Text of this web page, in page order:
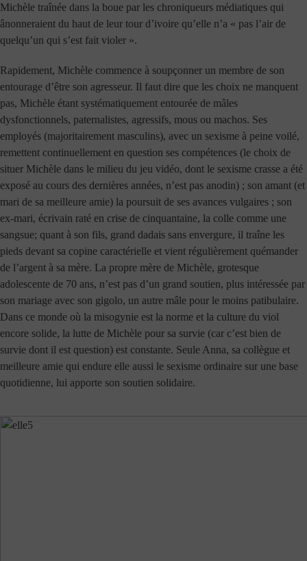
Michèle traînée dans la boue par les chroniqueurs médiatiques qui
ânonneraient du haut de leur tour d’ivoire qu’elle n’a « pas l’air de
quelqu’un qui s’est fait violer ».
Rapidement, Michèle commence à soupçonner un membre de son
entourage d’être son agresseur. Il faut dire que les choix ne manquent
pas, Michèle étant systématiquement entourée de mâles
dysfonctionnels, paternalistes, agressifs, mous ou machos. Ses
employés (majoritairement masculins), avec un sexisme à peine voilé,
remettent continuellement en question ses compétences (le choix de
situer Michèle dans le milieu du jeu vidéo, dont le sexisme crasse a été
exposé au cours des dernières années, n’est pas anodin) ; son amant (et
mari de sa meilleure amie) la poursuit de ses avances vulgaires ; son
ex-mari, écrivain raté en crise de cinquantaine, la colle comme une
sangsue; quant à son fils, grand dadais sans envergure, il traîne les
pieds devant sa copine caractérielle et vient régulièrement quémander
de l’argent à sa mère. La propre mère de Michèle, grotesque
adolescente de 70 ans, n’est pas d’un grand soutien, plus intéressée par
son mariage avec son gigolo, un autre mâle pour le moins patibulaire.
Dans ce monde où la misogynie est la norme et la culture du viol
encore solide, la lutte de Michèle pour sa survie (car c’est bien de
survie dont il est question) est constante. Seule Anna, sa collègue et
meilleure amie qui endure elle aussi le sexisme ordinaire sur une base
quotidienne, lui apporte son soutien solidaire.